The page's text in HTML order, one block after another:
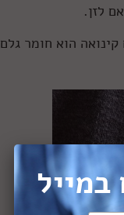
הוא חומר גלם